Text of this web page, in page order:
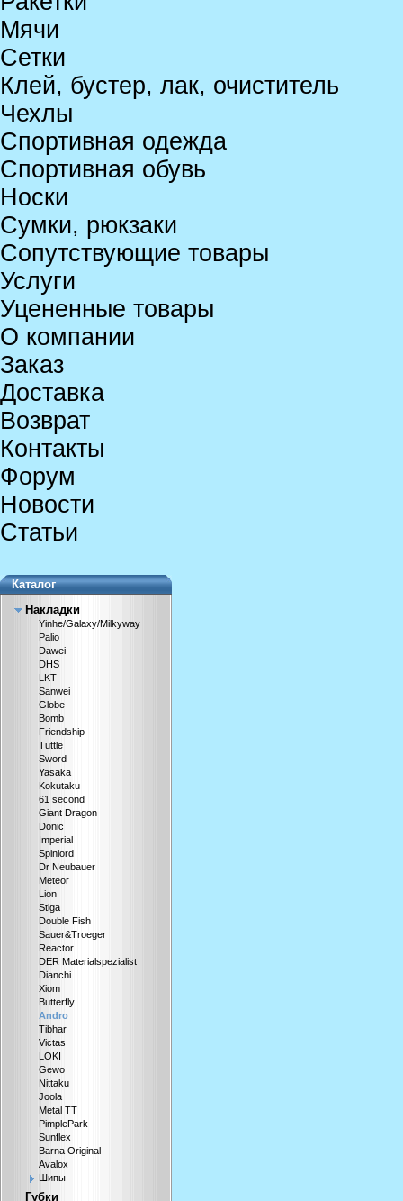
Мячи
Сетки
Клей, бустер, лак, очиститель
Чехлы
Спортивная одежда
Спортивная обувь
Носки
Сумки, рюкзаки
Сопутствующие товары
Услуги
Уцененные товары
О компании
Заказ
Доставка
Возврат
Контакты
Форум
Новости
Статьи
Каталог
Накладки
Yinhe/Galaxy/Milkyway
Palio
Dawei
DHS
LKT
Sanwei
Globe
Bomb
Friendship
Tuttle
Sword
Yasaka
Kokutaku
61 second
Giant Dragon
Donic
Imperial
Spinlord
Dr Neubauer
Meteor
Lion
Stiga
Double Fish
Sauer&Troeger
Reactor
DER Materialspezialist
Dianchi
Xiom
Butterfly
Andro
Tibhar
Victas
LOKI
Gewo
Nittaku
Joola
Metal TT
PimplePark
Sunflex
Barna Original
Avalox
Шипы
Губки